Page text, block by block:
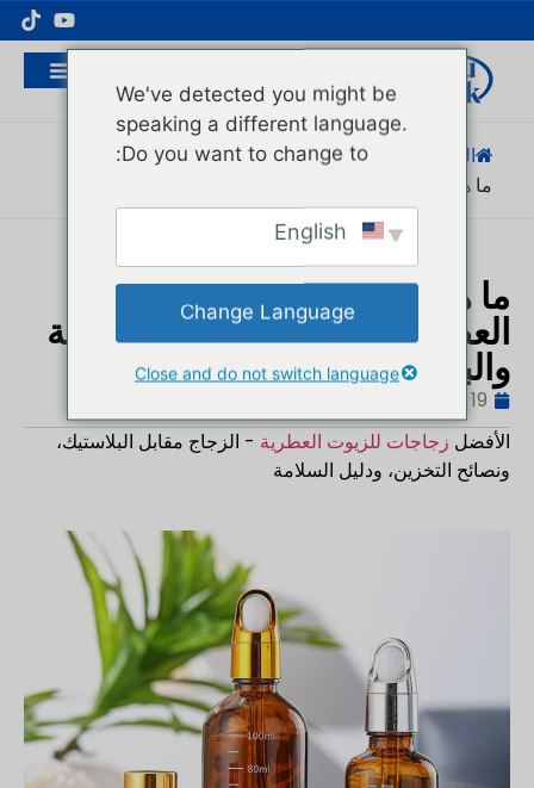
مُصنِّع عبوات مستحضرات التجميل الاحترافية
الصفحة الرئيسية / المدونة / معرفة المنتج /
ما هي الزجاجة الأفضل...
ما هي الزجاجة الأفضل للزيوت
العطرية؟ دليل القوارير الزجاجية
والبلاستيكية
19 مارس 2026
الأفضل زجاجات للزيوت العطرية - الزجاج مقابل البلاستيك،
ونصائح التخزين، ودليل السلامة
We've detected you might be
speaking a different language.
Do you want to change to:
Change Language
Close and do not switch language